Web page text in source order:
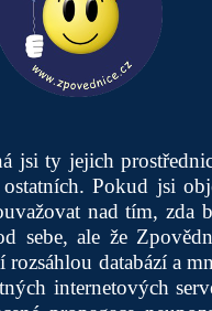
jsi ty jejich
Pokud jsi
nad tím, zda
sebe, ale že
databází a
internetových